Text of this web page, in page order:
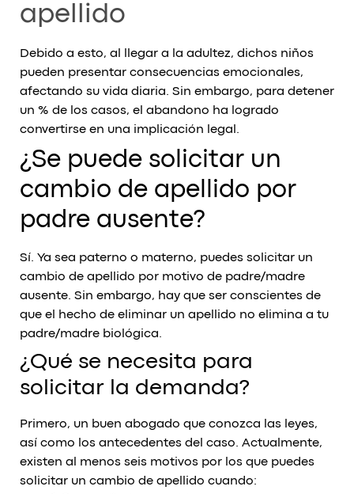
apellido
Debido a esto, al llegar a la adultez, dichos niños
pueden presentar consecuencias emocionales,
afectando su vida diaria. Sin embargo, para detener
un % de los casos, el abandono ha logrado
convertirse en una implicación legal.
¿Se puede solicitar un
cambio de apellido por
padre ausente?
Sí. Ya sea paterno o materno, puedes solicitar un
cambio de apellido por motivo de padre/madre
ausente. Sin embargo, hay que ser conscientes de
que el hecho de eliminar un apellido no elimina a tu
padre/madre biológica.
¿Qué se necesita para
solicitar la demanda?
Primero, un buen abogado que conozca las leyes,
así como los antecedentes del caso. Actualmente,
existen al menos seis motivos por los que puedes
solicitar un cambio de apellido cuando: